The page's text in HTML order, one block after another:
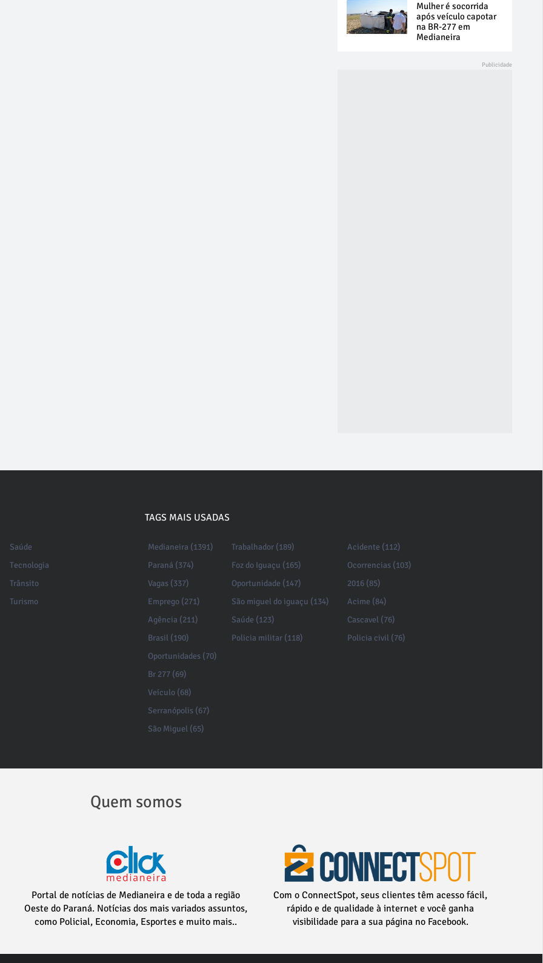
Mulher é socorrida
após veículo capotar
na BR-277 em
Medianeira
Saúde
Tecnologia
Trânsito
Turismo
TAGS MAIS USADAS
Medianeira (1391)
Paraná (374)
Vagas (337)
Emprego (271)
Agência (211)
Brasil (190)
Trabalhador (189)
Foz do Iguaçu (165)
Oportunidade (147)
São miguel do iguaçu (134)
Saúde (123)
Policia militar (118)
Acidente (112)
Ocorrencias (103)
2016 (85)
Acime (84)
Cascavel (76)
Policia civil (76)
Oportunidades (70)
Br 277 (69)
Veículo (68)
Serranópolis (67)
São Miguel (65)
Quem somos
Portal de notícias de Medianeira e de toda a região
Oeste do Paraná. Notícias dos mais variados assuntos,
como Policial, Economia, Esportes e muito mais..
Com o ConnectSpot, seus clientes têm acesso fácil,
rápido e de qualidade à internet e você ganha
visibilidade para a sua página no Facebook.